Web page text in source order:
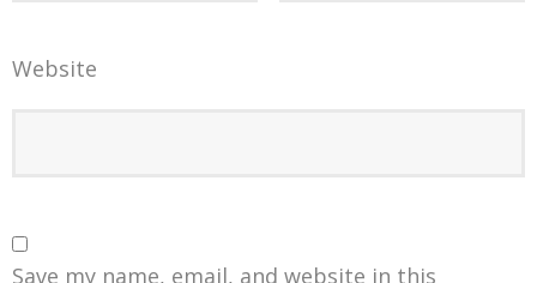
Website
Save my name, email, and website in this